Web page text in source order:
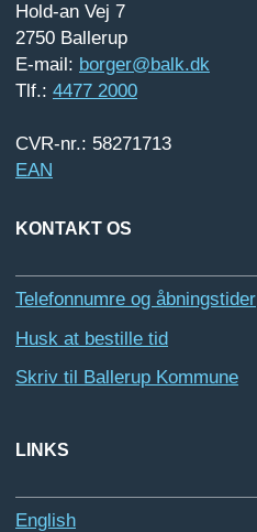
Hold-an Vej 7
2750 Ballerup
E-mail: borger@balk.dk
Tlf.: 4477 2000
CVR-nr.: 58271713
EAN
KONTAKT OS
Telefonnumre og åbningstider
Husk at bestille tid
Skriv til Ballerup Kommune
LINKS
English